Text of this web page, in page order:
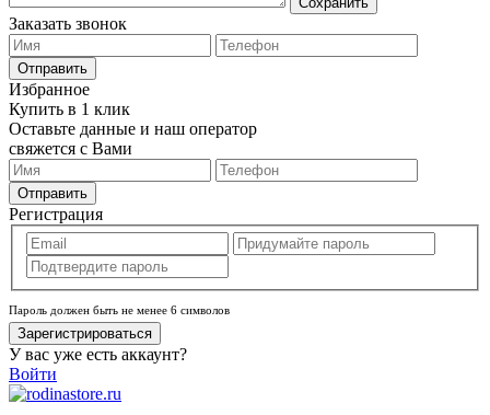
Заказать звонок
Отправить
Избранное
Купить в 1 клик
Оставьте данные и наш оператор
свяжется с Вами
Отправить
Регистрация
Пароль должен быть не менее 6 символов
Зарегистрироваться
У вас уже есть аккаунт?
Войти